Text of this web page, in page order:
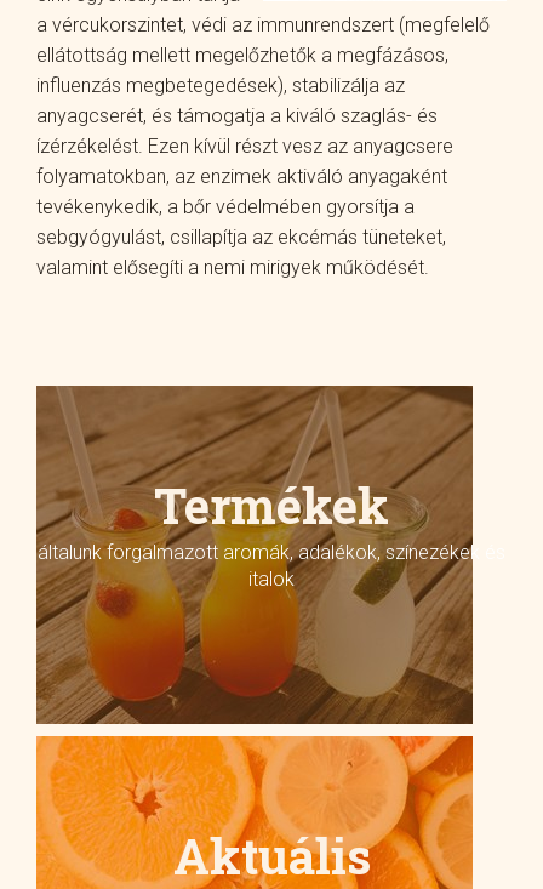
a vércukorszintet, védi az immunrendszert (megfelelő
ellátottság mellett megelőzhetők a megfázásos,
influenzás megbetegedések), stabilizálja az
anyagcserét, és támogatja a kiváló szaglás- és
ízérzékelést. Ezen kívül részt vesz az anyagcsere
folyamatokban, az enzimek aktiváló anyagaként
tevékenykedik, a bőr védelmében gyorsítja a
sebgyógyulást, csillapítja az ekcémás tüneteket,
valamint elősegíti a nemi mirigyek működését.
Termékek
általunk forgalmazott aromák, adalékok, színezékek és
italok
Aktuális